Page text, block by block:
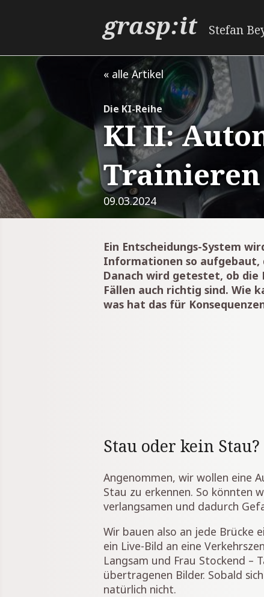
grasp:it Stefan
« alle Artikel
Die KI-Reihe
KI II:
Trainieren
09.03.2024
Ein Entscheidungs-System
Informationen so aufgebaut,
Danach wird getestet, ob die
Fällen auch richtig sind. Wie
was hat das für
Stau oder kein Stau?
Angenommen, wir wollen eine
Stau zu erkennen. So könnten
verlangsamen und dadurch
Wir bauen also an jede Brücke
ein Live-Bild an eine
Langsam und Frau Stockend –
übertragenen Bilder. Sobald
natürlich nicht.